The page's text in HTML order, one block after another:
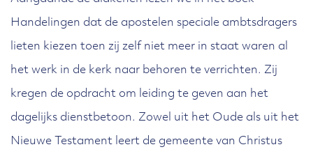
Dat zou het inderdaad zijn wanneer
dit artikel bedoeld was om alle
aspecten van het diaconaat te
beschrijven. In plaats daarvan trekt
Winnen
C2.2 gaat zelfs nog een stap verder:
de gemeente ‘zoekt’. De gemeente
begeeft zich in de samenleving, om
daar te zijn waar mensen het
evangelie van Christus nodig
Handelingen dat de apostelen speciale ambtsdragers
lieten kiezen toen zij zelf niet meer in staat waren al
het werk in de kerk naar behoren te verrichten. Zij
kregen de opdracht om leiding te geven aan het
dagelijks dienstbetoon. Zowel uit het Oude als uit het
Nieuwe Testament leert de gemeente van Christus